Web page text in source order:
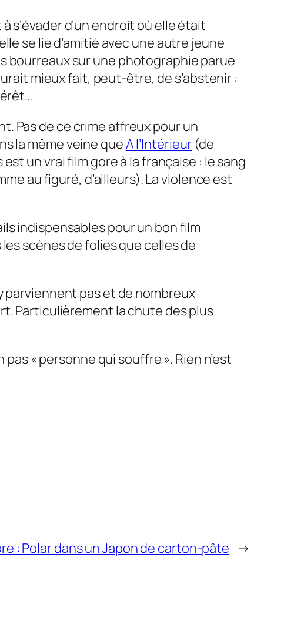
s’évader d’un endroit où elle était
se lie d’amitié avec une autre jeune
bourreaux sur une photographie parue
mieux fait, peut-être, de s’abstenir :
Pas de ce crime affreux pour un
la même veine queA l’Intérieur (de
un vrai film gore à la française : le sang
au figuré, d’ailleurs). La violence est
indispensables pour un bon film
scènes de folies que celles de
parviennent pas et de nombreux
Particulièrement la chute des plus
« personne qui souffre ». Rien n’est
: Polar dans un Japon de carton-pâte →